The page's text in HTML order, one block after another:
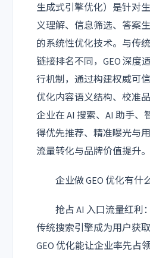
生成式引擎优化）是针对
义理解、信息筛选、答案
的系统性优化技术。与传
链接排名不同，GEO 深度
行机制，通过构建权威可
优化内容语义结构、校准
企业在 AI 搜索、AI 助手、
得优先推荐、精准曝光与
流量转化与品牌价值提升。
企业做 GEO 优化有什
抢占 AI 入口流量红利
传统搜索引擎成为用户获
GEO 优化能让企业率先占